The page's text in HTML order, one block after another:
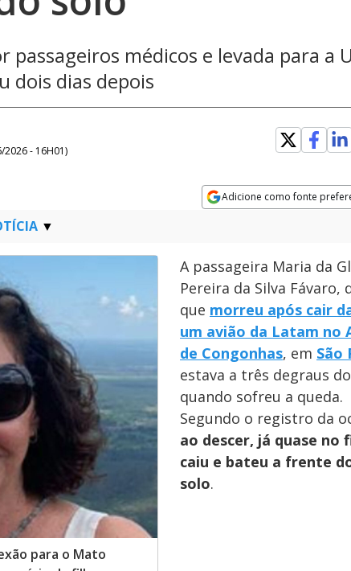
médicos e levada para a
dois dias depois
2026 - 16H01)
Adicione como fonte
para o Mato
A passageira Maria da
Pereira da Silva Fávaro,
que morreu após cair
um avião da Latam no
de Congonhas, em São
estava a três degraus
quando sofreu a queda.
Segundo o registro da
ao descer, já quase no
caiu e bateu a frente
solo.